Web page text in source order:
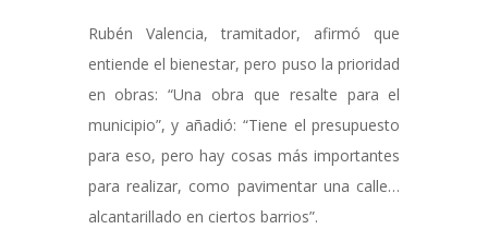
Rubén Valencia, tramitador, afirmó que
entiende el bienestar, pero puso la prioridad
en obras: “Una obra que resalte para el
municipio”, y añadió: “Tiene el presupuesto
para eso, pero hay cosas más importantes
para realizar, como pavimentar una calle…
alcantarillado en ciertos barrios”.